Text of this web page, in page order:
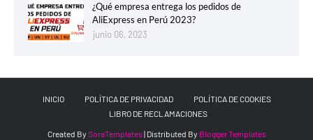
¿Qué empresa entrega los pedidos de
AliExpress en Perú 2023?
junio 06, 2023
INICIO POLÍTICA DE PRIVACIDAD
POLÍTICA DE COOKIES
LIBRO DE RECLAMACIONES
Created By SoraTemplates| Distributed By Blogger Templates